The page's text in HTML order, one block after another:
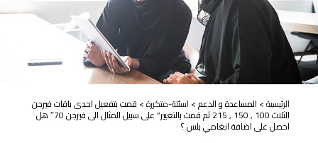
الرئيسية> المساعدة و الدعم> اسئلة-متكررة> قمت بتفعيل احدى باقات فيرجن
الثلاث 100 , 150 , 215 ثم قمت بالتغيير” على سبيل المثال الى فيرجن 70″ هل
احصل على اضافة انغامي بلس ؟